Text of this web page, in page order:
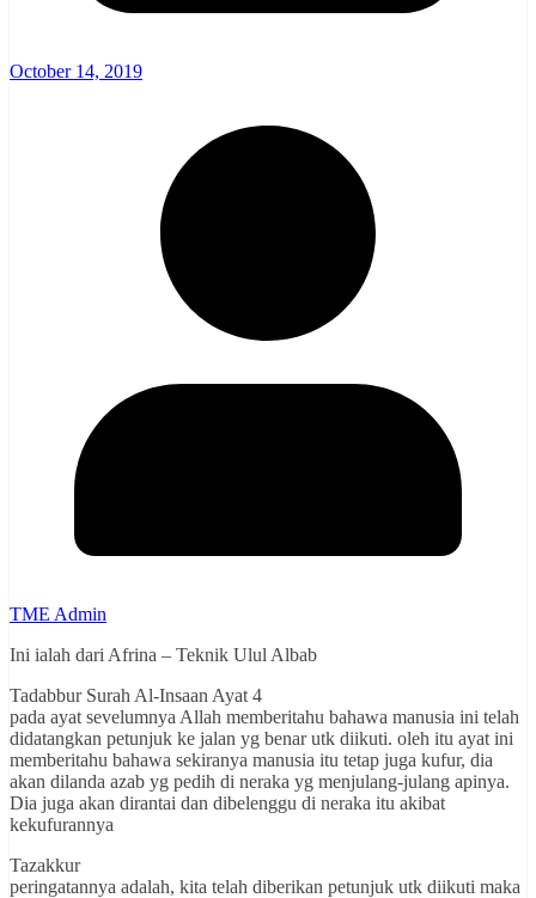
October 14, 2019
TME Admin
Ini ialah dari Afrina – Teknik Ulul Albab
Tadabbur Surah Al-Insaan Ayat 4
pada ayat sevelumnya Allah memberitahu bahawa manusia ini telah
didatangkan petunjuk ke jalan yg benar utk diikuti. oleh itu ayat ini
memberitahu bahawa sekiranya manusia itu tetap juga kufur, dia
akan dilanda azab yg pedih di neraka yg menjulang-julang apinya.
Dia juga akan dirantai dan dibelenggu di neraka itu akibat
kekufurannya
Tazakkur
peringatannya adalah, kita telah diberikan petunjuk utk diikuti maka